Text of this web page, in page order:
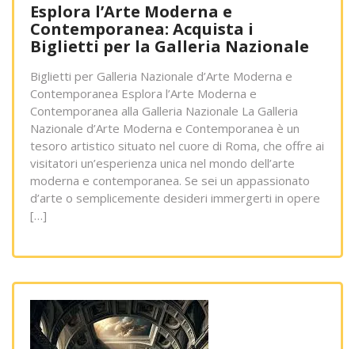
Esplora l’Arte Moderna e
Contemporanea: Acquista i
Biglietti per la Galleria Nazionale
Biglietti per Galleria Nazionale d’Arte Moderna e
Contemporanea Esplora l’Arte Moderna e
Contemporanea alla Galleria Nazionale La Galleria
Nazionale d’Arte Moderna e Contemporanea è un
tesoro artistico situato nel cuore di Roma, che offre ai
visitatori un’esperienza unica nel mondo dell’arte
moderna e contemporanea. Se sei un appassionato
d’arte o semplicemente desideri immergerti in opere
[…]